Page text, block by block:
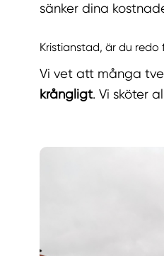
sänker dina
Kristianstad, är du redo
Vi vet att många
krångligt. Vi sköter